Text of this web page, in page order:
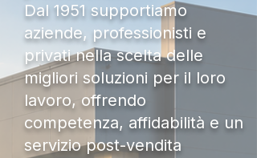
Dal 1951 supportiamo
aziende, professionisti e
privati nella scelta delle
migliori soluzioni per il loro
lavoro, offrendo
competenza, affidabilità e un
servizio post-vendita